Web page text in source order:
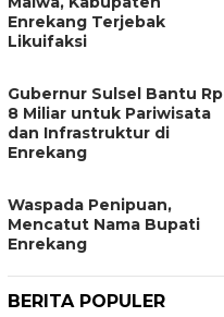
Enrekang Terjebak
Likuifaksi
Gubernur Sulsel Bantu Rp
8 Miliar untuk Pariwisata
dan Infrastruktur di
Enrekang
Waspada Penipuan,
Mencatut Nama Bupati
Enrekang
BERITA POPULER